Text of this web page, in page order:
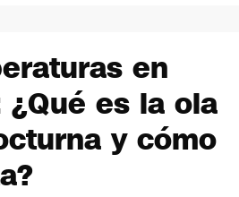
en
es la ola
y cómo